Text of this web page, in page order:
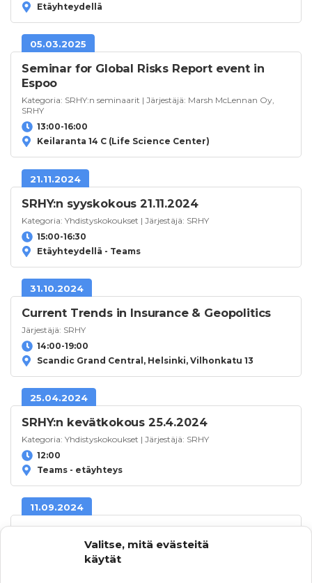
Valitse, mitä evästeitä
käytät
Etäyhteydellä
05.03.2025
Seminar for Global Risks Report event in
Espoo
Kategoria: SRHY:n seminaarit | Järjestäjä: Marsh McLennan Oy,
SRHY
13:00-16:00
Keilaranta 14 C (Life Science Center)
21.11.2024
SRHY:n syyskokous 21.11.2024
Kategoria: Yhdistyskokoukset | Järjestäjä: SRHY
15:00-16:30
Etäyhteydellä - Teams
31.10.2024
Current Trends in Insurance & Geopolitics
Järjestäjä: SRHY
14:00-19:00
Scandic Grand Central, Helsinki, Vilhonkatu 13
25.04.2024
SRHY:n kevätkokous 25.4.2024
Kategoria: Yhdistyskokoukset | Järjestäjä: SRHY
12:00
Teams - etäyhteys
11.09.2024
SRHY:n seminaarit| Järjestäjä:SRHY
08:30-16:30